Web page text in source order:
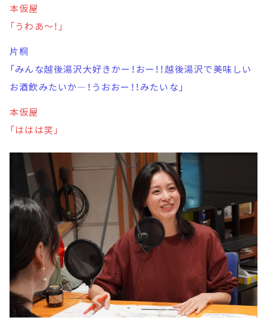
本仮屋
「うわあ～！」
片桐
「みんな越後湯沢大好きかー！おー！！越後湯沢で美味しい
お酒飲みたいか―！うおおー！！みたいな」
本仮屋
「ははは笑」